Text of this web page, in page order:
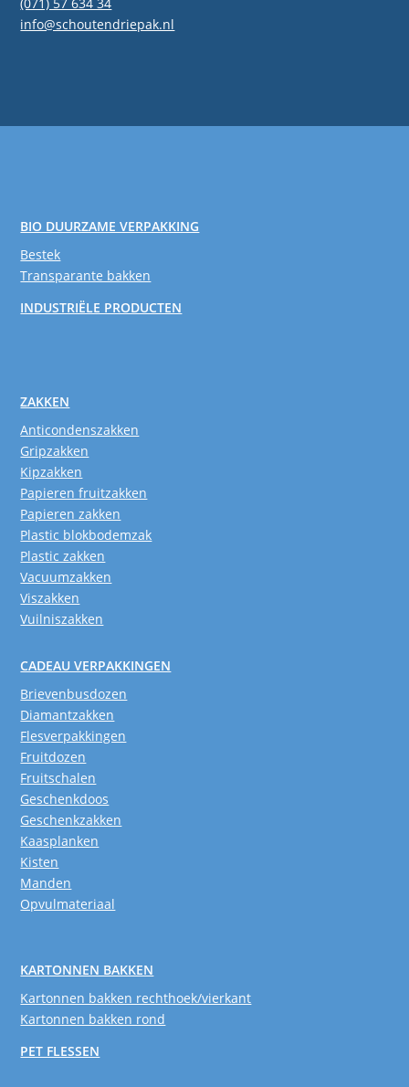
info@schoutendriepak.nl
BIO DUURZAME VERPAKKING
Bestek
Transparante bakken
INDUSTRIËLE PRODUCTEN
ZAKKEN
Anticondenszakken
Gripzakken
Kipzakken
Papieren fruitzakken
Papieren zakken
Plastic blokbodemzak
Plastic zakken
Vacuumzakken
Viszakken
Vuilniszakken
CADEAU VERPAKKINGEN
Brievenbusdozen
Diamantzakken
Flesverpakkingen
Fruitdozen
Fruitschalen
Geschenkdoos
Geschenkzakken
Kaasplanken
Kisten
Manden
Opvulmateriaal
KARTONNEN BAKKEN
Kartonnen bakken rechthoek/vierkant
Kartonnen bakken rond
PET FLESSEN